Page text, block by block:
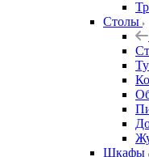
Столы
Шкафы